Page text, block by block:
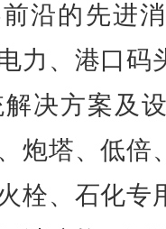
沿的先进
力、港口码
决方案及
炮塔、低倍
栓、石化专